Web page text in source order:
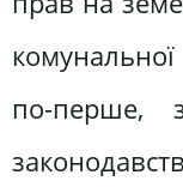
по-перше,